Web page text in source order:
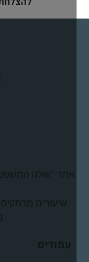
אתר "ואלה
שיעורים מרתקים
עמודים